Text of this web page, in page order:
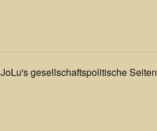
JoLu's gesellschaftspolitische Seiten